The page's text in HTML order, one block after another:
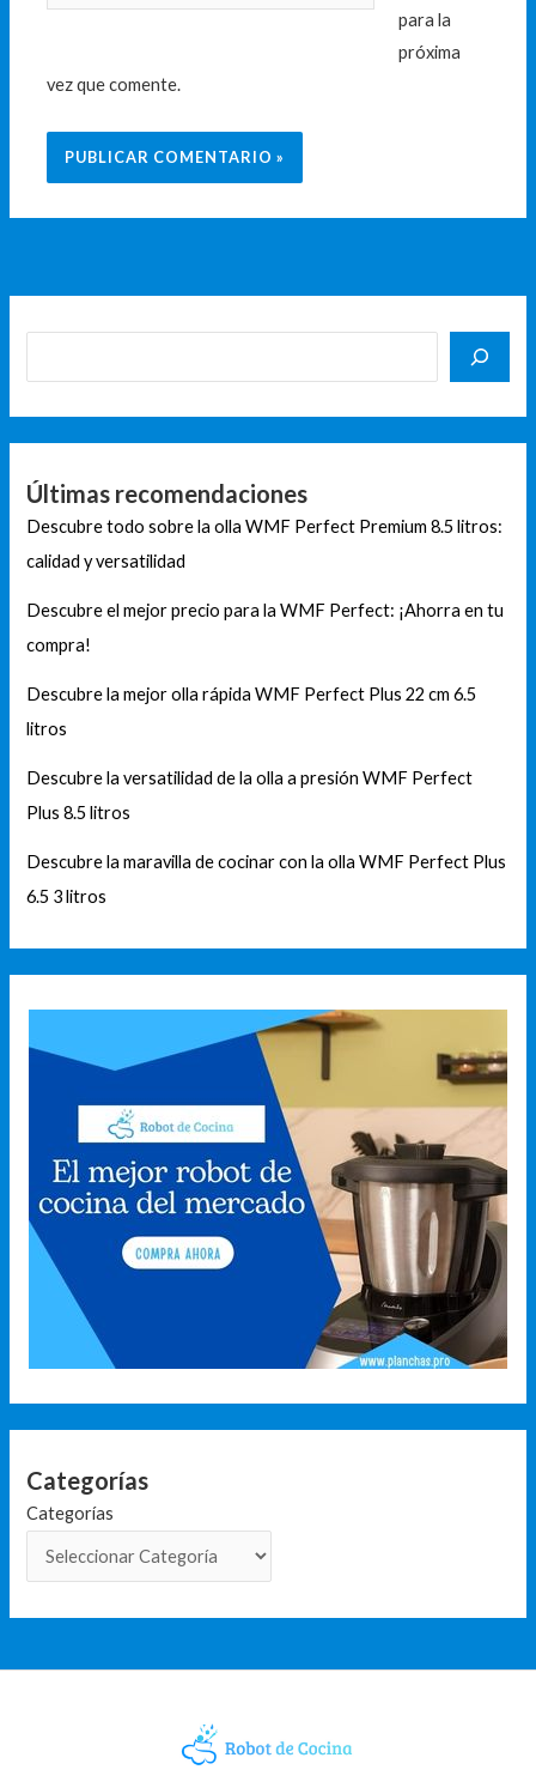
para la
próxima
vez que comente.
Últimas recomendaciones
Descubre todo sobre la olla WMF Perfect Premium 8.5 litros:
calidad y versatilidad
Descubre el mejor precio para la WMF Perfect: ¡Ahorra en tu
compra!
Descubre la mejor olla rápida WMF Perfect Plus 22 cm 6.5
litros
Descubre la versatilidad de la olla a presión WMF Perfect
Plus 8.5 litros
Descubre la maravilla de cocinar con la olla WMF Perfect Plus
6.5 3 litros
Categorías
Categorías